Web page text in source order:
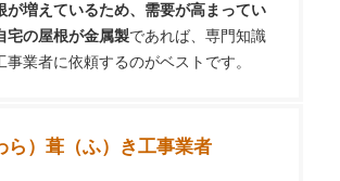
が増えているため、需要が高まってい
宅の屋根が金属製であれば、専門知識
事業者に依頼するのがベストです。
）葺（ふ）き工事業者